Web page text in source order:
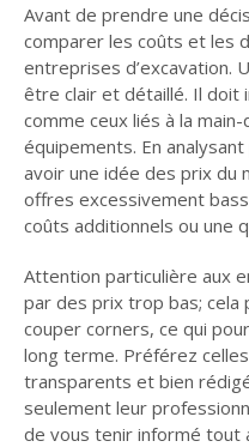
Avant de prendre une
comparer les coûts et les
entreprises d’excavation.
être clair et détaillé. Il doit
comme ceux liés à la
équipements. En
avoir une idée des prix
offres excessivement
coûts additionnels ou une
Attention particulière aux
par des prix trop bas; cela
couper corners, ce qui
long terme. Préférez
transparents et bien
seulement leur
de vous tenir informé tout